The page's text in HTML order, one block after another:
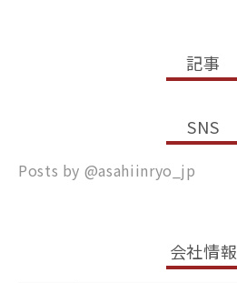
記事
SNS
Posts by @asahiinryo_jp
会社情報